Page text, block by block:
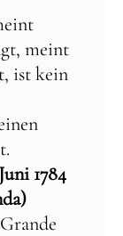
meint
ist kein
1784